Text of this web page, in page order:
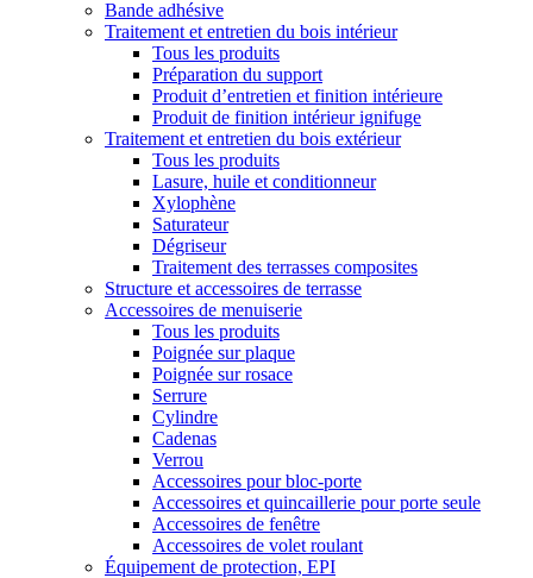
Bande adhésive
Traitement et entretien du bois intérieur
Tous les produits
Préparation du support
Produit d’entretien et finition intérieure
Produit de finition intérieur ignifuge
Traitement et entretien du bois extérieur
Tous les produits
Lasure, huile et conditionneur
Xylophène
Saturateur
Dégriseur
Traitement des terrasses composites
Structure et accessoires de terrasse
Accessoires de menuiserie
Tous les produits
Poignée sur plaque
Poignée sur rosace
Serrure
Cylindre
Cadenas
Verrou
Accessoires pour bloc-porte
Accessoires et quincaillerie pour porte seule
Accessoires de fenêtre
Accessoires de volet roulant
Équipement de protection, EPI